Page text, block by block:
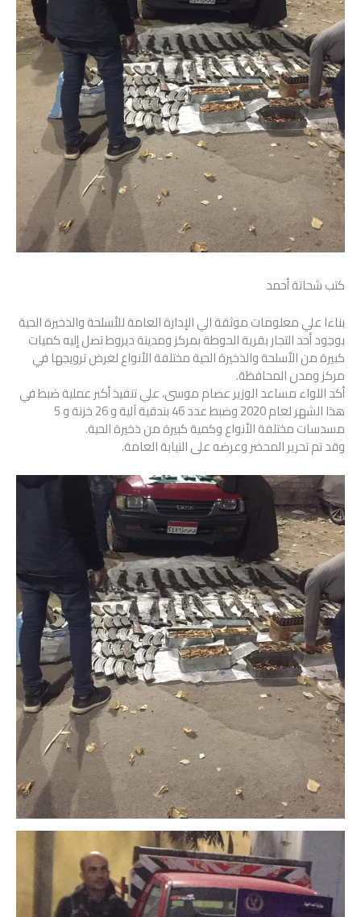
كتب شحاتة أحمد
بناءا علي معلومات موثقة الي الإدارة العامة للأسلحة والذخيرة الحية
بوجود أحد التجار بقرية الحوطة بمركز ومدينة ديروط تصل إليه كميات
كبيرة من الأسلحة والذخيرة الحية مختلفة الأنواع لغرض ترويجها في
مركز ومدن المحافظة.
أكد اللواء مساعد الوزير عصام موسى، علي تنفيذ أكبر عملية ضبط في
هذا الشهر لعام 2020 وضبط عدد 46 بندقية آلية و 26 خزنة و 5
مسدسات مختلفة الأنواع وكمية كبيرة من ذخيرة الحية.
وقد تم تحرير المحضر وعرضه على النيابة العامة.